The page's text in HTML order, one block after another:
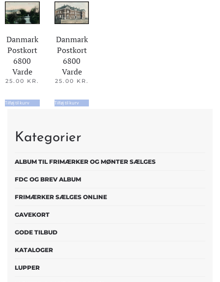
Danmark
Postkort
6800
Varde
25.00 KR.
Tilføj til kurv
Danmark
Postkort
6800
Varde
25.00 KR.
Tilføj til kurv
Kategorier
ALBUM TIL FRIMÆRKER OG MØNTER SÆLGES
FDC OG BREV ALBUM
FRIMÆRKER SÆLGES ONLINE
GAVEKORT
GODE TILBUD
KATALOGER
LUPPER